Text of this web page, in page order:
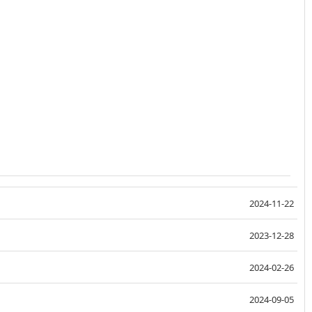
2024-11-22
2023-12-28
2024-02-26
2024-09-05